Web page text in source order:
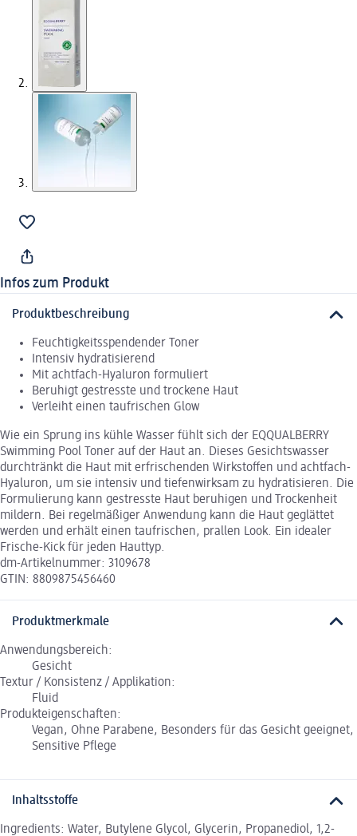
Infos zum Produkt
Produktbeschreibung
Feuchtigkeitsspendender Toner
Intensiv hydratisierend
Mit achtfach-Hyaluron formuliert
Beruhigt gestresste und trockene Haut
Verleiht einen taufrischen Glow
Wie ein Sprung ins kühle Wasser fühlt sich der EQQUALBERRY
Swimming Pool Toner auf der Haut an. Dieses Gesichtswasser
durchtränkt die Haut mit erfrischenden Wirkstoffen und achtfach-
Hyaluron, um sie intensiv und tiefenwirksam zu hydratisieren. Die
Formulierung kann gestresste Haut beruhigen und Trockenheit
mildern. Bei regelmäßiger Anwendung kann die Haut geglättet
werden und erhält einen taufrischen, prallen Look. Ein idealer
Frische-Kick für jeden Hauttyp.
dm-Artikelnummer: 3109678
GTIN: 8809875456460
Produktmerkmale
Anwendungsbereich:
Gesicht
Textur / Konsistenz / Applikation:
Fluid
Produkteigenschaften:
Vegan, Ohne Parabene, Besonders für das Gesicht geeignet,
Sensitive Pflege
Inhaltsstoffe
Ingredients: Water, Butylene Glycol, Glycerin, Propanediol, 1,2-